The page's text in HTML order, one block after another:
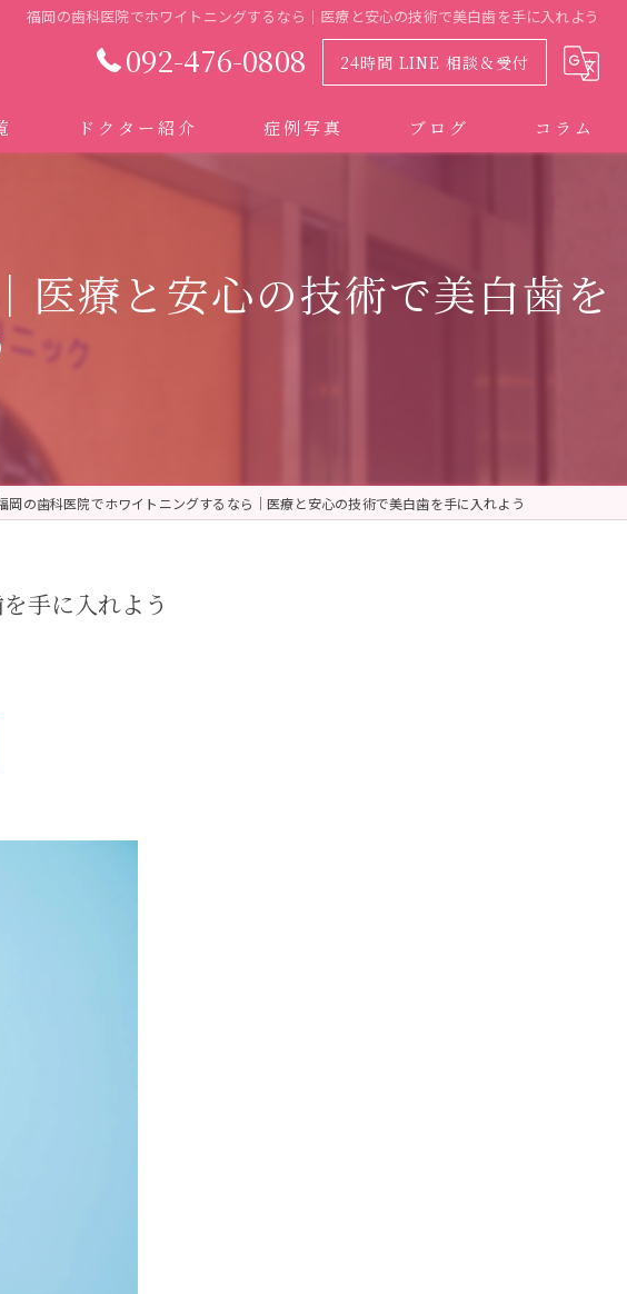
福岡の歯科医院でホワイトニングするなら｜医療と安心の技術で美白歯を手に入れよう
092-476-0808 24時間 LINE 相談＆受付
シ
ドクター紹介 症例写真 ブログ コラム
医療と安心の技術で美白歯を
岡の歯科医院でホワイトニングするなら｜医療と安心の技術で美白歯を手に入れよう
手に入れよう